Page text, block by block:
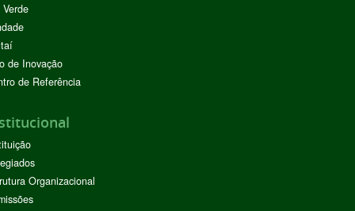
de Inovação
de Referência
Organizacional